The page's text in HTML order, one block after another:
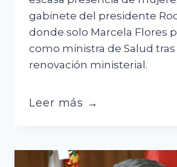
gabinete del presidente
donde solo Marcela Flores
como ministra de Salud
renovación ministerial.
Leer más →
Doria
gabinete